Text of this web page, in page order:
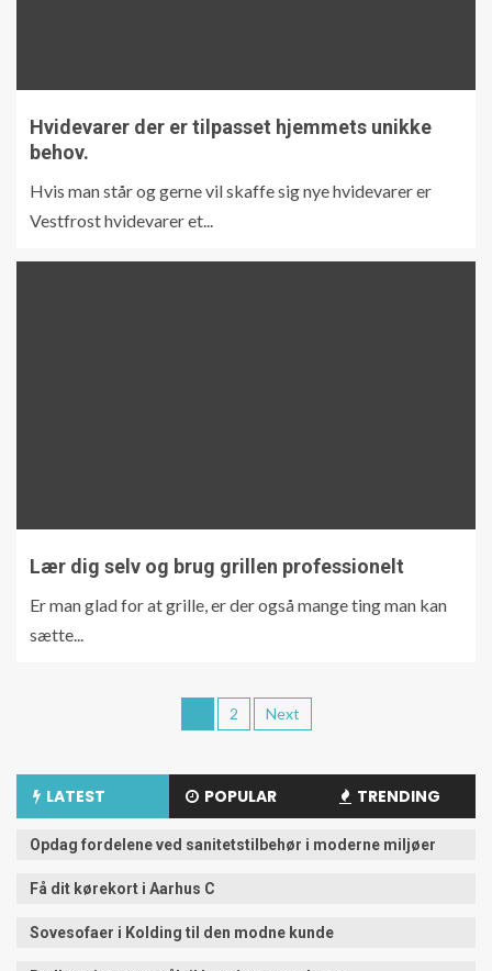
Hvidevarer der er tilpasset hjemmets unikke
behov.
Hvis man står og gerne vil skaffe sig nye hvidevarer er
Vestfrost hvidevarer et...
Lær dig selv og brug grillen professionelt
Er man glad for at grille, er der også mange ting man kan
sætte...
2 Next
LATEST POPULAR TRENDING
Opdag fordelene ved sanitetstilbehør i moderne miljøer
Få dit kørekort i Aarhus C
Sovesofaer i Kolding til den modne kunde